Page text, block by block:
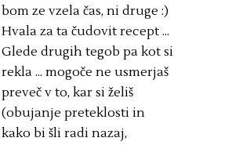
bom ze vzela čas, ni druge :)
Hvala za ta čudovit recept ...
Glede drugih tegob pa kot si
rekla ... mogoče ne usmerjaš
preveč v to, kar si želiš
(obujanje preteklosti in
kako bi šli radi nazaj,